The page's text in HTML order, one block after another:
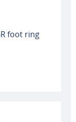
foot ring